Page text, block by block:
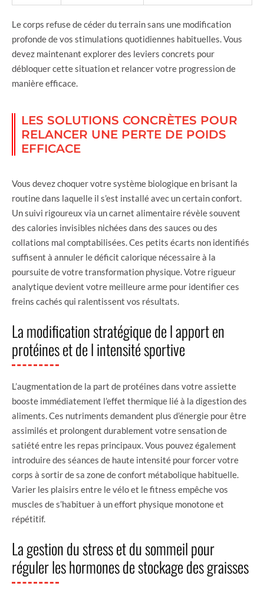
Le corps refuse de céder du terrain sans une modification
profonde de vos stimulations quotidiennes habituelles. Vous
devez maintenant explorer des leviers concrets pour
débloquer cette situation et relancer votre progression de
manière efficace.
LES SOLUTIONS CONCRÈTES POUR
RELANCER UNE PERTE DE POIDS
EFFICACE
Vous devez choquer votre système biologique en brisant la
routine dans laquelle il s’est installé avec un certain confort.
Un suivi rigoureux via un carnet alimentaire révèle souvent
des calories invisibles nichées dans des sauces ou des
collations mal comptabilisées. Ces petits écarts non identifiés
suffisent à annuler le déficit calorique nécessaire à la
poursuite de votre transformation physique. Votre rigueur
analytique devient votre meilleure arme pour identifier ces
freins cachés qui ralentissent vos résultats.
La modification stratégique de l apport en
protéines et de l intensité sportive
L’augmentation de la part de protéines dans votre assiette
booste immédiatement l’effet thermique lié à la digestion des
aliments. Ces nutriments demandent plus d’énergie pour être
assimilés et prolongent durablement votre sensation de
satiété entre les repas principaux. Vous pouvez également
introduire des séances de haute intensité pour forcer votre
corps à sortir de sa zone de confort métabolique habituelle.
Varier les plaisirs entre le vélo et le fitness empêche vos
muscles de s’habituer à un effort physique monotone et
répétitif.
La gestion du stress et du sommeil pour
réguler les hormones de stockage des graisses